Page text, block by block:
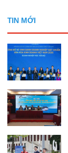
TIN MỚI